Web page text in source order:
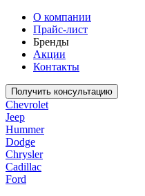
О компании
Прайс-лист
Бренды
Акции
Контакты
Получить консультацию
Chevrolet
Jeep
Hummer
Dodge
Chrysler
Cadillac
Ford